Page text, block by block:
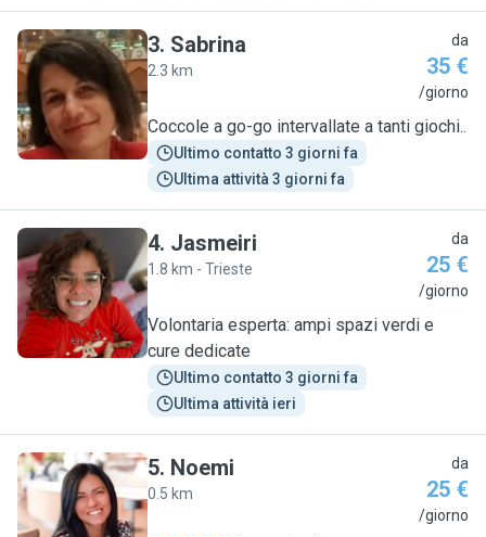
S
3. Sabrina
2.3 km
da
35 €
/giorno
Coccole a go-go intervallate a tanti giochi..
Ultimo contatto 3 giorni fa
Ultima attività 3 giorni fa
J
4. Jasmeiri
1.8 km - Trieste
da
25 €
/giorno
​Volontaria esperta: ampi spazi verdi e
cure dedicate
Ultimo contatto 3 giorni fa
Ultima attività ieri
N
5. Noemi
0.5 km
da
25 €
/giorno